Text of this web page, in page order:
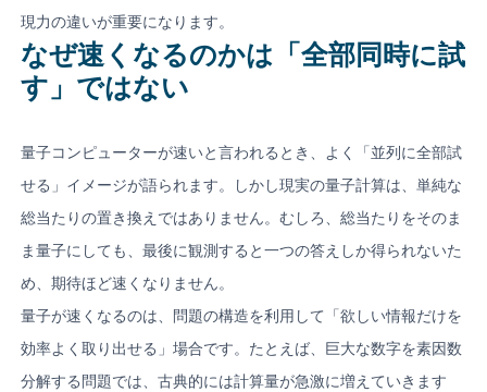
現力の違いが重要になります。
なぜ速くなるのかは「全部同時に試
す」ではない
量子コンピューターが速いと言われるとき、よく「並列に全部試
せる」イメージが語られます。しかし現実の量子計算は、単純な
総当たりの置き換えではありません。むしろ、総当たりをそのま
ま量子にしても、最後に観測すると一つの答えしか得られないた
め、期待ほど速くなりません。
量子が速くなるのは、問題の構造を利用して「欲しい情報だけを
効率よく取り出せる」場合です。たとえば、巨大な数字を素因数
分解する問題では、古典的には計算量が急激に増えていきます